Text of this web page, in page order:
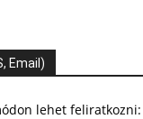
Email)
lehet feliratkozni: